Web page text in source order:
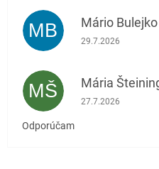
MB Mário Bulejko
Hodnotenie
29.7.2026
MŠ Mária
Hodnotenie
27.7.2026
Odporúčam